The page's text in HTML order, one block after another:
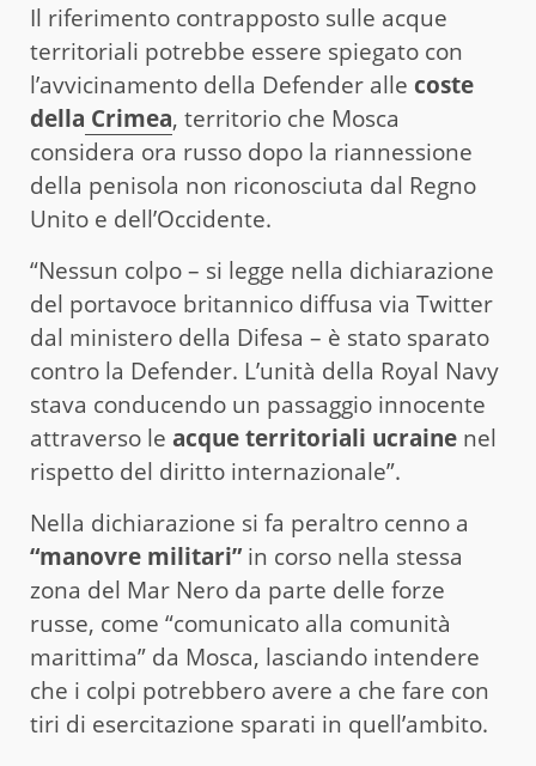
Il riferimento contrapposto sulle acque
territoriali potrebbe essere spiegato con
l’avvicinamento della Defender alle coste
della Crimea, territorio che Mosca
considera ora russo dopo la riannessione
della penisola non riconosciuta dal Regno
Unito e dell’Occidente.
“Nessun colpo – si legge nella dichiarazione
del portavoce britannico diffusa via Twitter
dal ministero della Difesa – è stato sparato
contro la Defender. L’unità della Royal Navy
stava conducendo un passaggio innocente
attraverso le acque territoriali ucraine nel
rispetto del diritto internazionale”.
Nella dichiarazione si fa peraltro cenno a
“manovre militari” in corso nella stessa
zona del Mar Nero da parte delle forze
russe, come “comunicato alla comunità
marittima” da Mosca, lasciando intendere
che i colpi potrebbero avere a che fare con
tiri di esercitazione sparati in quell’ambito.